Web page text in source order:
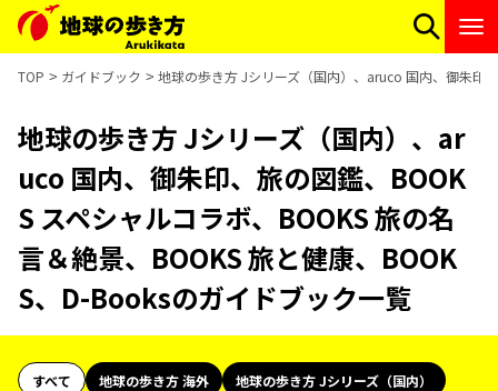
TOP ガイドブック 地球の歩き方 Jシリーズ（国内）、aruco 国内、御朱印
地球の歩き方 Jシリーズ（国内）、ar
uco 国内、御朱印、旅の図鑑、BOOK
S スペシャルコラボ、BOOKS 旅の名
言＆絶景、BOOKS 旅と健康、BOOK
S、D-Booksのガイドブック一覧
すべて 地球の歩き方 海外
地球の歩き方 Jシリーズ（国内）